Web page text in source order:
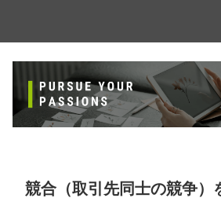
競合（取引先同士の競争）